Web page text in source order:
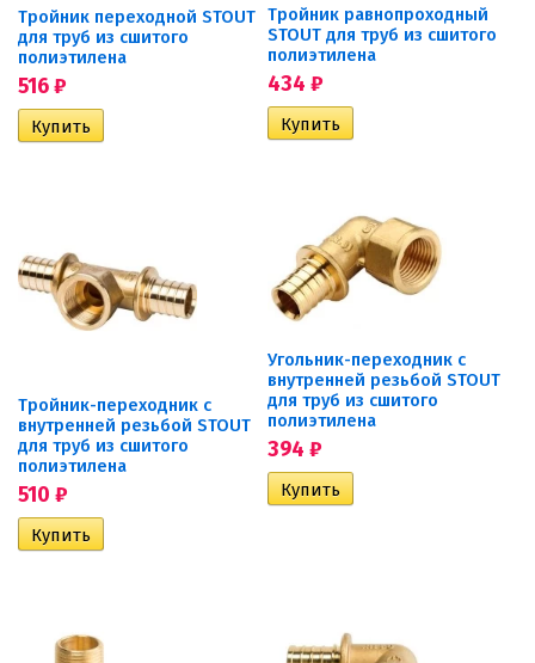
Тройник переходной STOUT
для труб из сшитого
полиэтилена
516₽
Тройник равнопроходный
STOUT для труб из сшитого
полиэтилена
434 ₽
Тройник-переходник с
внутренней резьбой STOUT
для труб из сшитого
полиэтилена
510 ₽
Угольник-переходник с
внутренней резьбой STOUT
для труб из сшитого
полиэтилена
394 ₽